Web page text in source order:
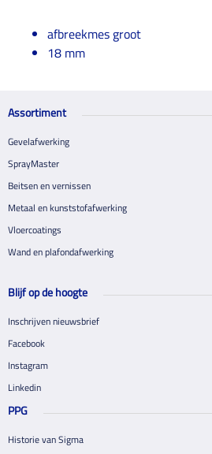
afbreekmes groot
18 mm
Assortiment
Gevelafwerking
SprayMaster
Beitsen en vernissen
Metaal en kunststofafwerking
Vloercoatings
Wand en plafondafwerking
Blijf op de hoogte
Inschrijven nieuwsbrief
Facebook
Instagram
Linkedin
PPG
Historie van Sigma